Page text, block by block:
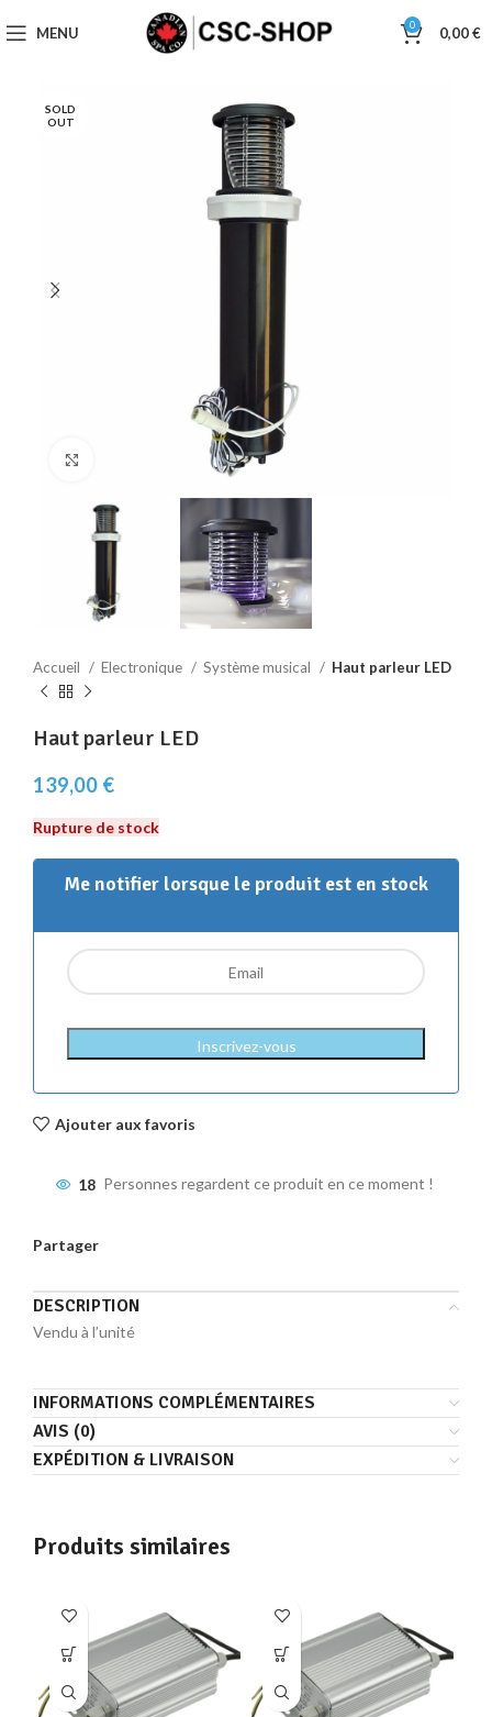
MENU 0 0,00€
SOLD
OUT
Accueil Electronique Système musical Haut parleur LED
Haut parleur LED
139,00 €
Rupture de stock
Me notifier lorsque le produit est en stock
Inscrivez-vous
Ajouter aux favoris
18 Personnes regardent ce produit en ce moment !
Partager
DESCRIPTION
Vendu à l’unité
INFORMATIONS COMPLÉMENTAIRES
AVIS (0)
EXPÉDITION & LIVRAISON
Produits similaires